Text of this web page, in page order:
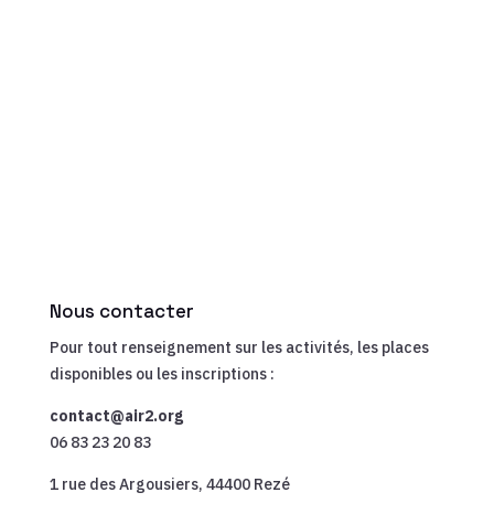
Nous contacter
Pour tout renseignement sur les activités, les places
disponibles ou les inscriptions :
contact@air2.org
06 83 23 20 83
1 rue des Argousiers, 44400 Rezé